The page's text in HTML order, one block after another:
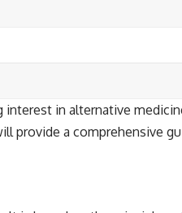
in alternative
provide a comprehensive